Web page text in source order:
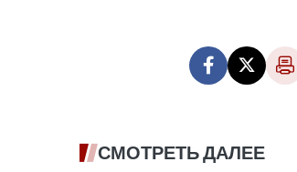
СМОТРЕТЬ ДАЛЕЕ